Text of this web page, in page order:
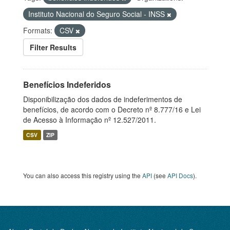
Instituto Nacional do Seguro Social - INSS
Formats:
CSV
Filter Results
Benefícios Indeferidos
Disponibilização dos dados de indeferimentos de
benefícios, de acordo com o Decreto nº 8.777/16 e Lei
de Acesso à Informação nº 12.527/2011.
CSV ZIP
You can also access this registry using the API (see API Docs).